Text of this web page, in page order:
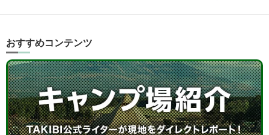
おすすめコンテンツ